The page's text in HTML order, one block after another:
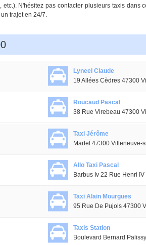
N'hésitez pas contacter plusieurs taxis dans
trajet en 24/7.
Lyneel Claude
19 Allées Cèdres 47300
Roucaud Pascal
38 Rue Virebeau 47300
Taxi Jérôme
Martel 47300 Villeneuve-
Allo Taxi Pascal
Barbus Iv 22 Rue Henri
Taxi Alain Mourgues
95 Rue De Pujols 47300
Taxis Station
Boulevard Bernard